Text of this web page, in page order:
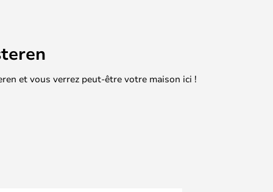
et vous verrez peut-être votre maison ici !